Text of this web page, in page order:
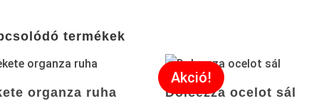
termékek
organza ruha
Akció!
Dolcezza ocelot sál